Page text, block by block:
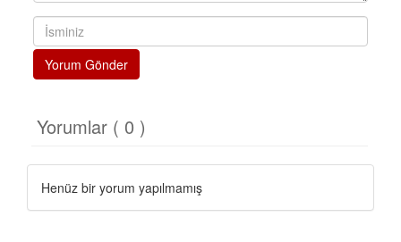
Yorum Gönder
Yorumlar ( 0 )
Henüz bir yorum yapılmamış